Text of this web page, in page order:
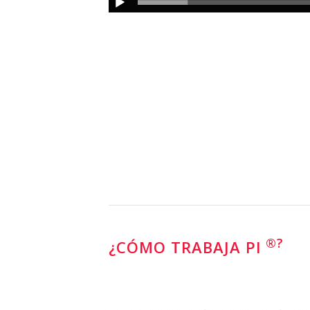
¿CÓMO TRABAJA PI ®?